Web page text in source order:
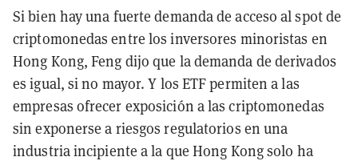
Si bien hay una fuerte demanda de acceso al spot de
criptomonedas entre los inversores minoristas en
Hong Kong, Feng dijo que la demanda de derivados
es igual, si no mayor. Y los ETF permiten a las
empresas ofrecer exposición a las criptomonedas
sin exponerse a riesgos regulatorios en una
industria incipiente a la que Hong Kong solo ha